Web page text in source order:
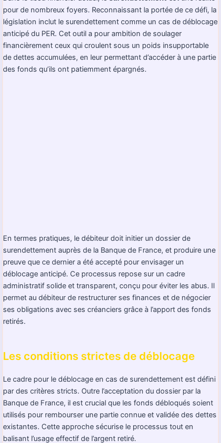
pour de nombreux foyers. Reconnaissant la portée de ce défi, la
législation inclut le surendettement comme un cas de déblocage
anticipé du PER. Cet outil a pour ambition de soulager
financièrement ceux qui croulent sous un poids insupportable
de dettes accumulées, en leur permettant d’accéder à une partie
des fonds qu’ils ont patiemment épargnés.
En termes pratiques, le débiteur doit initier un dossier de
surendettement auprès de la Banque de France, et produire une
preuve que ce dernier a été accepté pour envisager un
déblocage anticipé. Ce processus repose sur un cadre
administratif solide et transparent, conçu pour éviter les abus. Il
permet au débiteur de restructurer ses finances et de négocier
ses obligations avec ses créanciers grâce à l’apport des fonds
retirés.
Les conditions strictes de déblocage
Le cadre pour le déblocage en cas de surendettement est défini
par des critères stricts. Outre l’acceptation du dossier par la
Banque de France, il est crucial que les fonds débloqués soient
utilisés pour rembourser une partie connue et validée des dettes
existantes. Cette approche sécurise le processus tout en
balisant l’usage effectif de l’argent retiré.